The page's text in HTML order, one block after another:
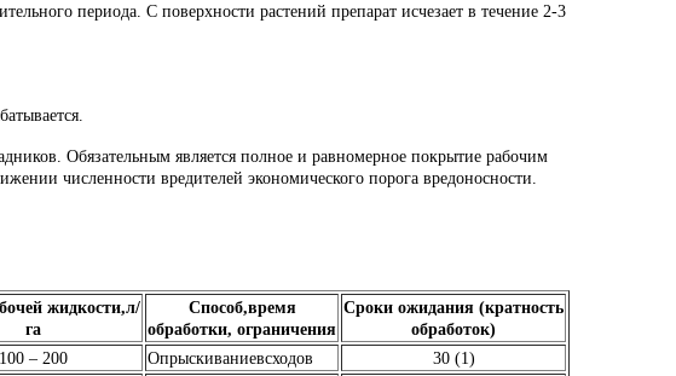
периода. С поверхности растений препарат исчезает в течение 2-3
Обязательным является полное и равномерное покрытие рабочим
численности вредителей экономического порога вредоносности.
жидкости,л/
га
Способ,время
обработки, ограничения
Сроки ожидания (кратность
обработок)
100 – 200 Опрыскиваниевсходов
30 (1)